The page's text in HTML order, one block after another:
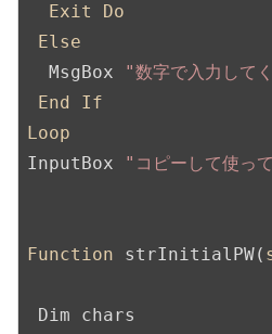
Exit
Do
Else
  MsgBox
"数字で入力して
End
If
Loop
InputBox
"コピーして使っ
Function strInitialPW(
Dim chars